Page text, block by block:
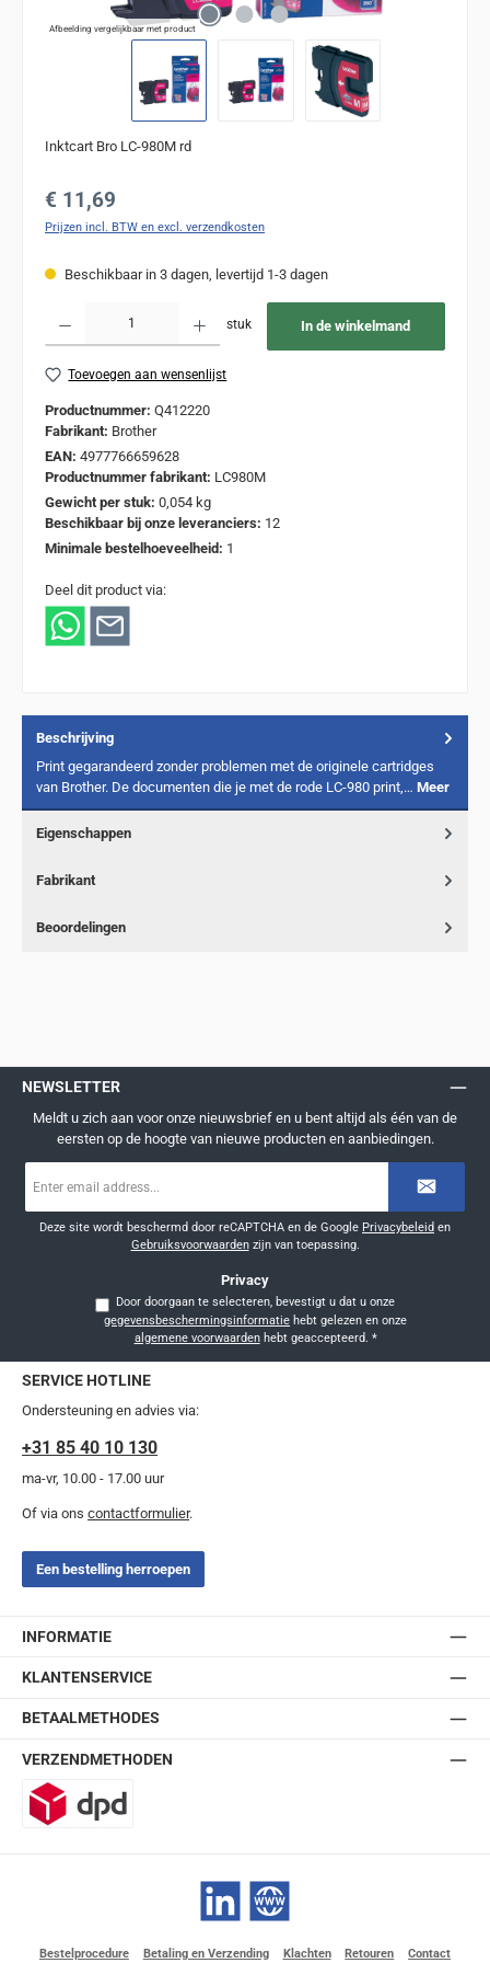
Afbeelding vergelijkbaar met product
Inktcart Bro LC-980M rd
Normale prijs:
€ 11,69
Prijzen incl. BTW en excl. verzendkosten
Beschikbaar in 3 dagen, levertijd 1-3 dagen
stuk In de winkelmand
Toevoegen aan wensenlijst
Productnummer: Q412220
Fabrikant: Brother
EAN: 4977766659628
Productnummer fabrikant: LC980M
Gewicht per stuk: 0,054 kg
Beschikbaar bij onze leveranciers: 12
Minimale bestelhoeveelheid: 1
Deel dit product via:
Beschrijving
Print gegarandeerd zonder problemen met de originele cartridges
van Brother. De documenten die je met de rode LC-980 print,… Meer
Eigenschappen
Fabrikant
Beoordelingen
NEWSLETTER
Meldt u zich aan voor onze nieuwsbrief en u bent altijd als één van de
eersten op de hoogte van nieuwe producten en aanbiedingen.
mailadres
Deze site wordt beschermd door reCAPTCHA en de Google Privacybeleid en
Gebruiksvoorwaardenzijn van toepassing.
Privacy
Door doorgaan te selecteren, bevestigt u dat u onze
gegevensbeschermingsinformatie
algemene voorwaardenhebt geaccepteerd. *
SERVICE HOTLINE
Ondersteuning en advies via:
+31 85 40 10 130
ma-vr, 10.00 - 17.00 uur
Of via ons contactformulier.
Een bestelling herroepen
INFORMATIE
KLANTENSERVICE
BETAALMETHODES
VERZENDMETHODEN
LinkedIn Website
Bestelprocedure Betaling en Verzending Klachten Retouren Contact